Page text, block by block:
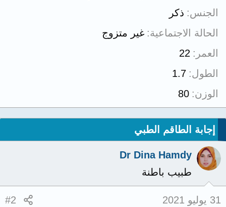
الجنس ذكر
الحالة الاجتماعية غير متزوج
العمر
22
الطول 1.7
الوزن 80
إجابة الطاقم الطبي
Dr Dina Hamdy
طبيب باطنة
31 يوليو 2021 #2